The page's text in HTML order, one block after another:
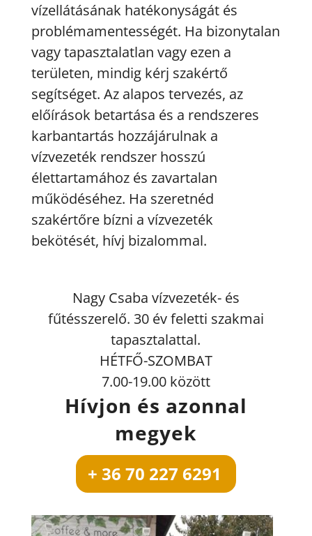
vízellátásának hatékonyságát és
problémamentességét. Ha bizonytalan
vagy tapasztalatlan vagy ezen a
területen, mindig kérj szakértő
segítséget. Az alapos tervezés, az
előírások betartása és a rendszeres
karbantartás hozzájárulnak a
vízvezeték rendszer hosszú
élettartamához és zavartalan
működéséhez. Ha szeretnéd
szakértőre bízni a vízvezeték
bekötését, hívj bizalommal.
Nagy Csaba vízvezeték- és
fűtésszerelő. 30 év feletti szakmai
tapasztalattal.
HÉTFŐ-SZOMBAT
7.00-19.00 között
Hívjon és azonnal
megyek
+ 36 70 227 6291